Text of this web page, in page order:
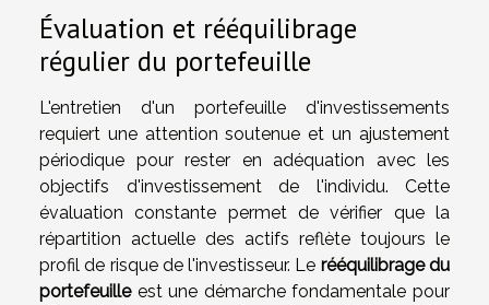
Évaluation et rééquilibrage
régulier du portefeuille
L'entretien d'un portefeuille d'investissements
requiert une attention soutenue et un ajustement
périodique pour rester en adéquation avec les
objectifs d'investissement de l'individu. Cette
évaluation constante permet de vérifier que la
répartition actuelle des actifs reflète toujours le
profil de risque de l'investisseur. Le rééquilibrage du
portefeuilleest une démarche fondamentale pour